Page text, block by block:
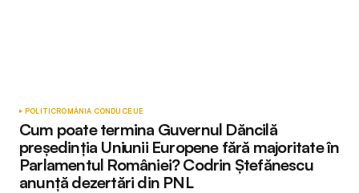
POLITICROMÂNIA CONDUCE UE
Cum poate termina Guvernul Dăncilă
președinția Uniunii Europene fără majoritate în
Parlamentul României? Codrin Ștefănescu
anunță dezertări din PNL